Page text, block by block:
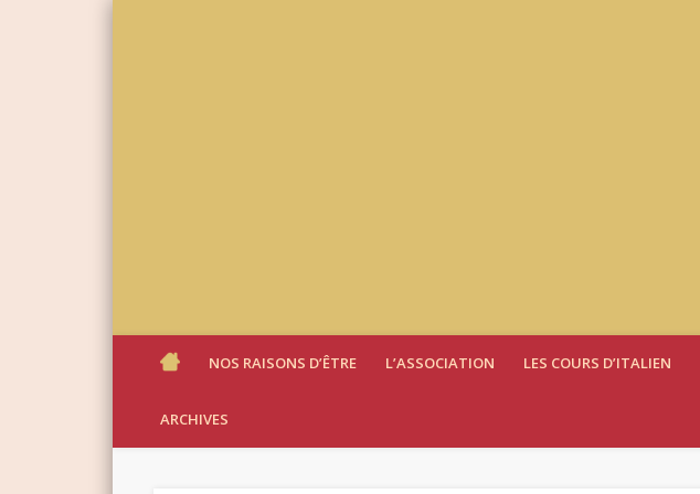
NOS RAISONS D’ÊTRE L’ASSOCIATION LES COURS D’ITALIEN
ARCHIVES